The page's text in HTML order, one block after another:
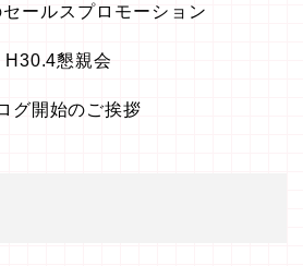
ールスプロモーション
H30.4懇親会
グ開始のご挨拶